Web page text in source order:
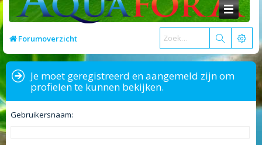
Forumoverzicht
Je moet geregistreerd en aangemeld zijn om
profielen te kunnen bekijken.
Gebruikersnaam: